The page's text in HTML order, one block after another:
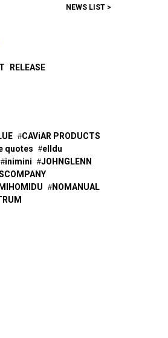
NEWS LIST >
RELEASE
CAViAR PRODUCTS
quotes
elldu
inimini
JOHNGLENN
MIHOMIDU
NOMANUAL